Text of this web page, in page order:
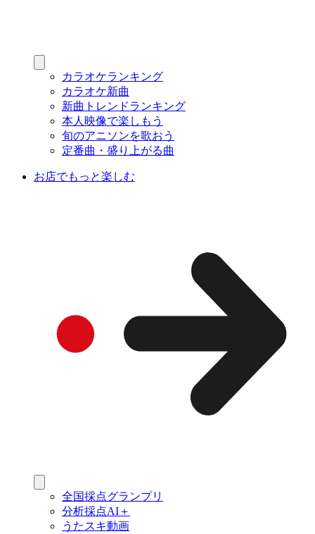
カラオケランキング
カラオケ新曲
新曲トレンドランキング
本人映像で楽しもう
旬のアニソンを歌おう
定番曲・盛り上がる曲
お店でもっと楽しむ
全国採点グランプリ
分析採点AI＋
うたスキ動画